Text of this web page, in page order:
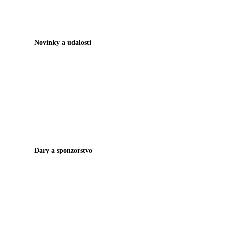
Novinky a udalosti
Dary a sponzorstvo